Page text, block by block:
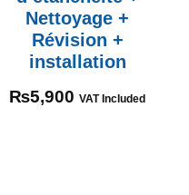
Nettoyage +
Révision +
installation
₨5,900 VAT Included